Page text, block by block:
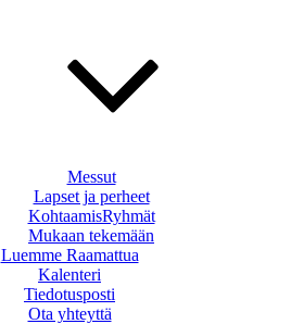
Messut
Lapset ja perheet
KohtaamisRyhmät
Mukaan tekemään
Luemme Raamattua
Kalenteri
Tiedotusposti
Ota yhteyttä